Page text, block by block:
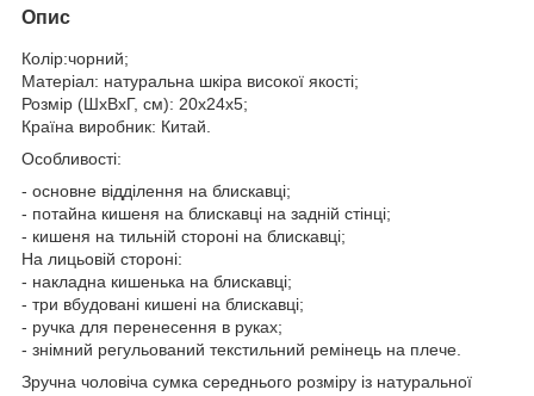
Опис
Колір:чорний;
Матеріал: натуральна шкіра високої якості;
Розмір (ШхВхГ, см): 20х24х5;
Країна виробник: Китай.
Особливості:
- основне відділення на блискавці;
- потайна кишеня на блискавці на задній стінці;
- кишеня на тильній стороні на блискавці;
На лицьовій стороні:
- накладна кишенька на блискавці;
- три вбудовані кишені на блискавці;
- ручка для перенесення в руках;
- знімний регульований текстильний ремінець на плече.
Зручна чоловіча сумка середнього розміру із натуральної